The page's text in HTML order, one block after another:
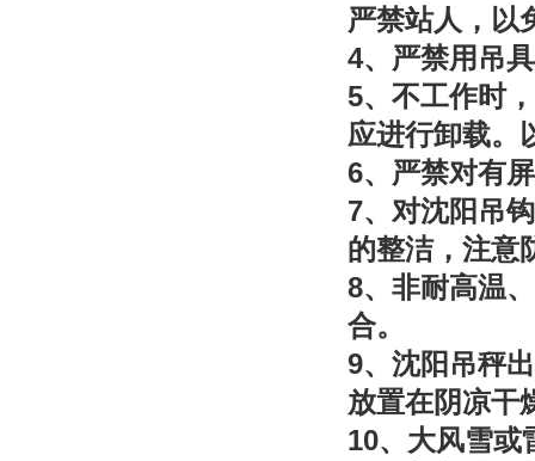
严禁站人，以
4、严禁用吊
5、不工作时
应进行卸载。
6、严禁对有
7、对沈阳吊
的整洁，注意
8、非耐高温
合。
9、沈阳吊秤
放置在阴凉干
10、大风雪或